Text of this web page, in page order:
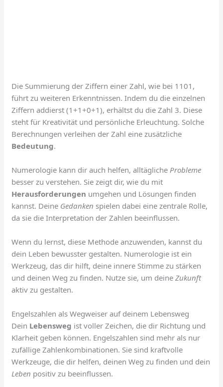
Die Summierung der Ziffern einer Zahl, wie bei 1101,
führt zu weiteren Erkenntnissen. Indem du die einzelnen
Ziffern addierst (1+1+0+1), erhältst du die Zahl 3. Diese
steht für Kreativität und persönliche Erleuchtung. Solche
Berechnungen verleihen der Zahl eine zusätzliche
Bedeutung.
Numerologie kann dir auch helfen, alltäglicheProbleme
besser zu verstehen. Sie zeigt dir, wie du mit
Herausforderungen umgehen und Lösungen finden
kannst. Deine Gedanken spielen dabei eine zentrale Rolle,
da sie die Interpretation der Zahlen beeinflussen.
Wenn du lernst, diese Methode anzuwenden, kannst du
dein Leben bewusster gestalten. Numerologie ist ein
Werkzeug, das dir hilft, deine innere Stimme zu stärken
und deinen Weg zu finden. Nutze sie, um deineZukunft
aktiv zu gestalten.
Engelszahlen als Wegweiser auf deinem Lebensweg
Dein Lebensweg ist voller Zeichen, die dir Richtung und
Klarheit geben können. Engelszahlen sind mehr als nur
zufällige Zahlenkombinationen. Sie sind kraftvolle
Werkzeuge, die dir helfen, deinen Weg zu finden und dein
Leben positiv zu beeinflussen.